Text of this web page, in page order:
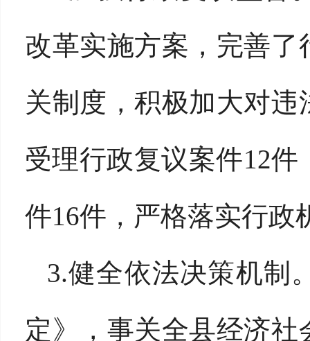
改革实施方案，完善
关制度，积极加大对
受理行政复议案件12
件16件，严格落实行政
3.健全依法决策机制
定》，事关全县经济